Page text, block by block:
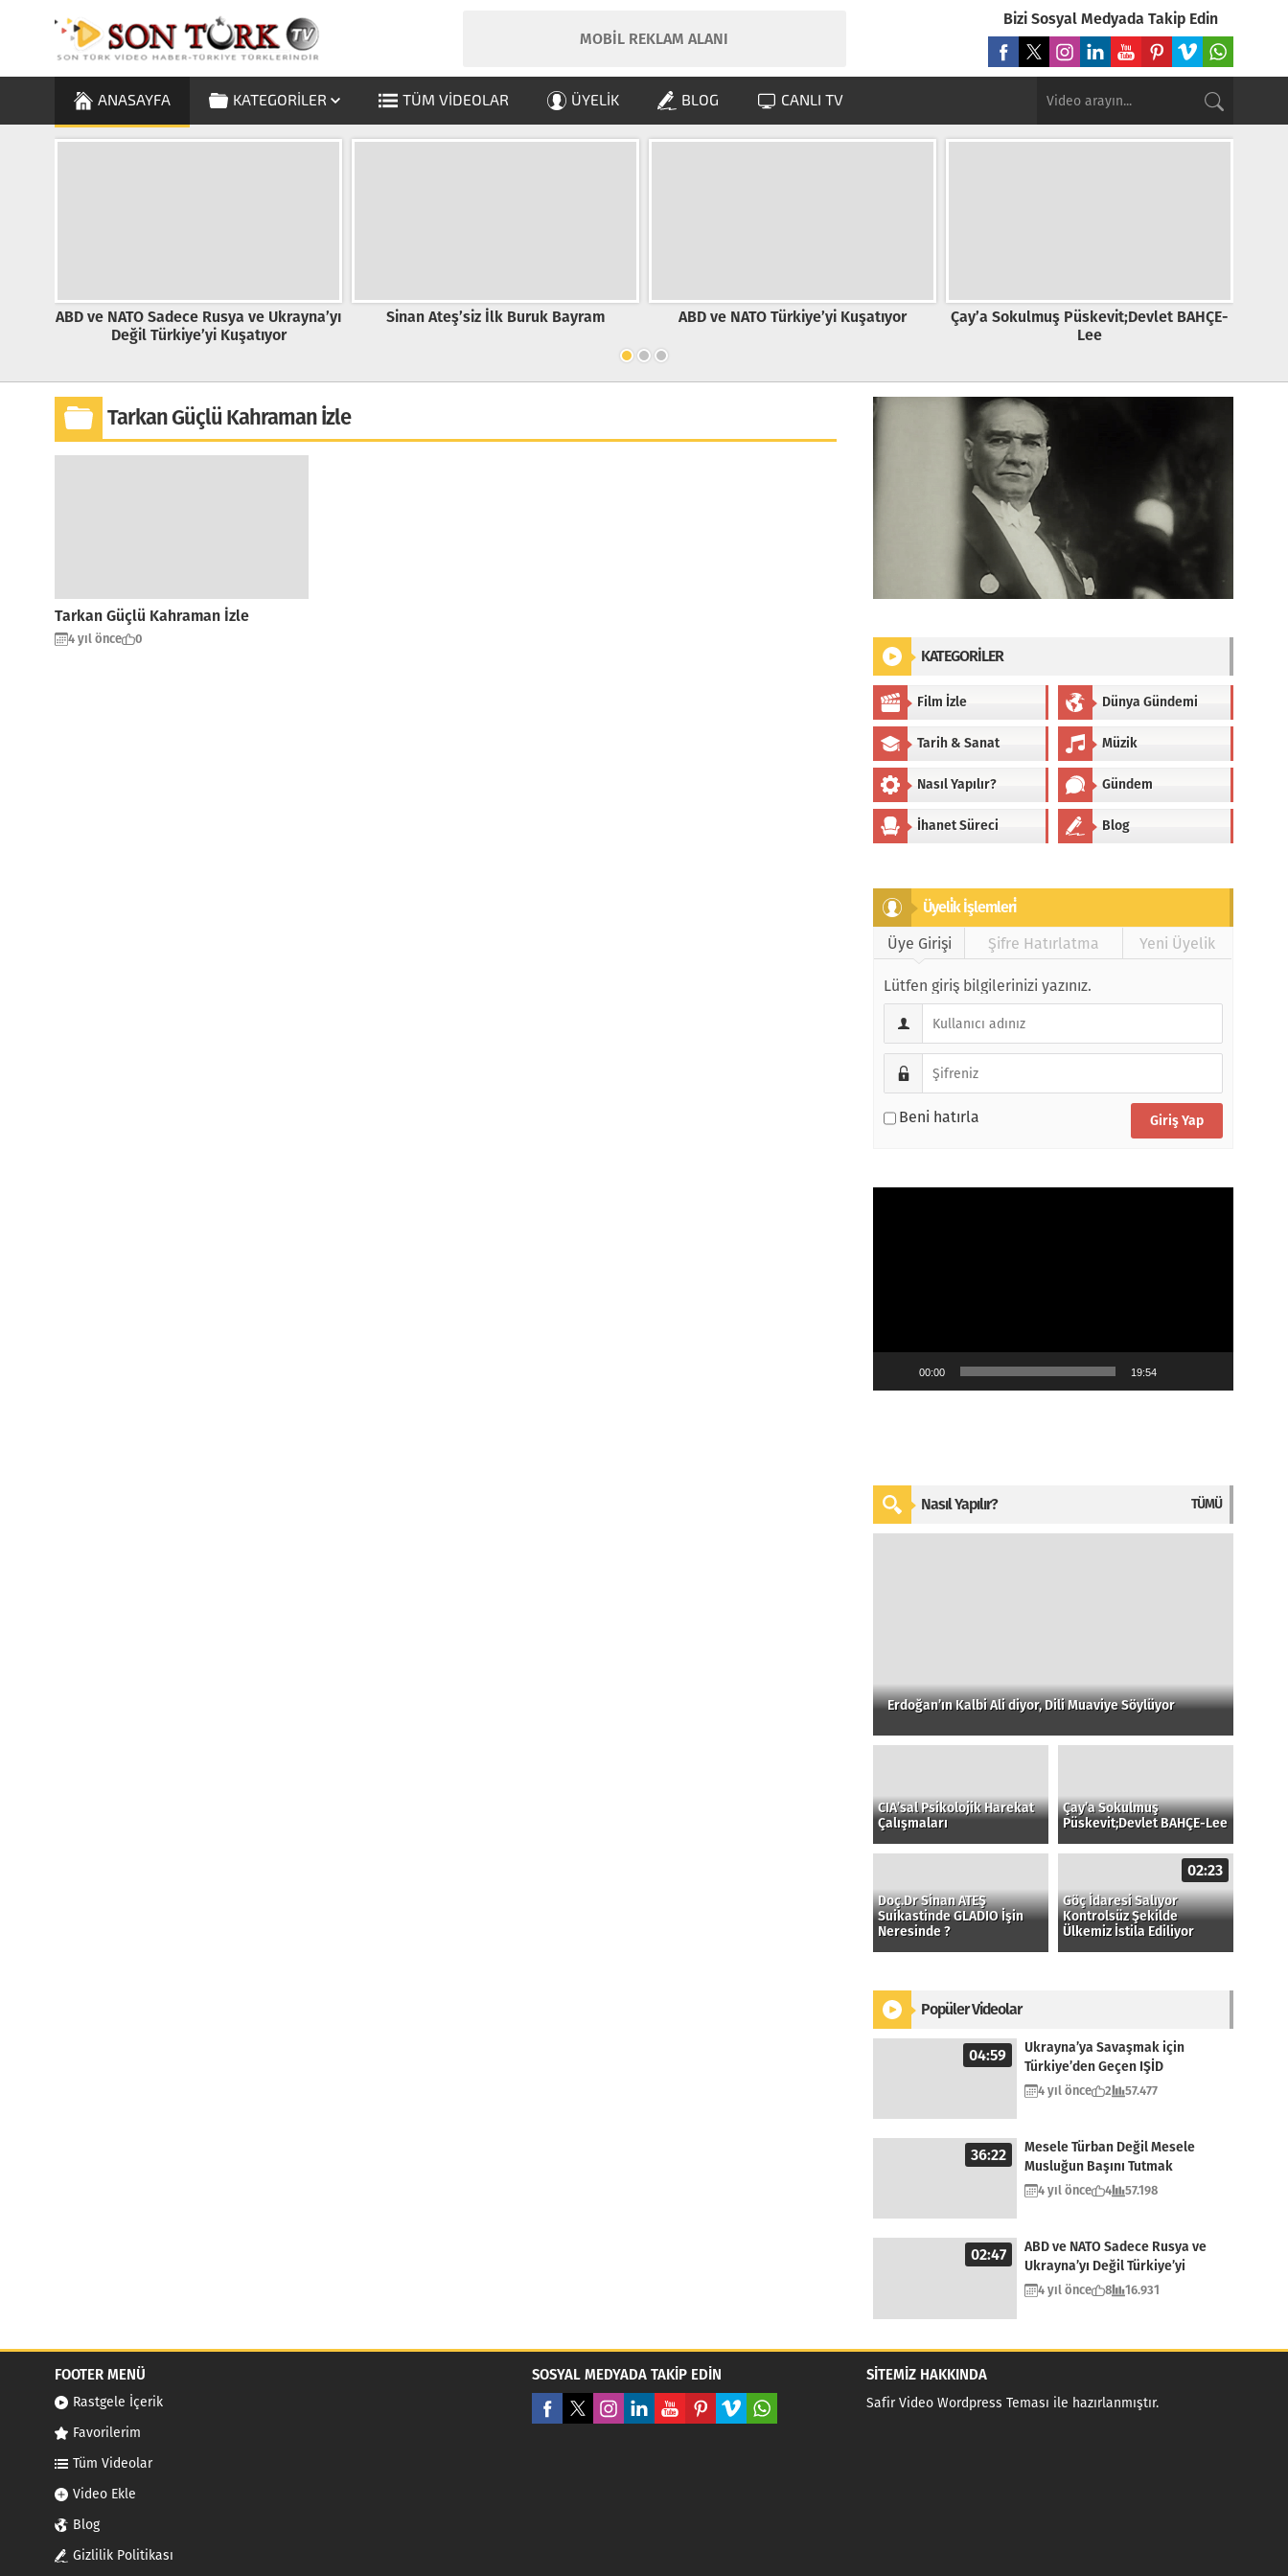
MOBİL REKLAM ALANI
Bizi Sosyal Medyada Takip Edin
ANASAYFA KATEGORILER TÜM VIDEOLAR ÜYELIK BLOG CANLI TV
Sadece Rusya ve Ukrayna’yı
Türkiye’yi Kuşatıyor
Sinan Ateş’siz İlk Buruk Bayram ABD ve NATO Türkiye’yi Kuşatıyor
Çay’a Sokulmuş Püskevit;Devlet BAHÇE-
Türkiye’de Seçim
Tarkan Güçlü Kahraman İzle
Tarkan Güçlü Kahraman İzle
4 yıl önce 0
KATEGORİLER
Film İzle Dünya Gündemi
Tarih & Sanat Müzik
Nasıl Yapılır? Gündem
İhanet Süreci Blog
Üyeli̇k İşlemleri̇
Üye Girişi
Şifre Hatırlatma Yeni Üyelik
Lütfen giriş bilgilerinizi yazınız.
Beni hatırla
00:00 19:54
Nasıl Yapılır? TÜMÜ
Erdoğan’ın Kalbi Ali diyor, Dili Muaviye Söylüyor
CIA’sal Psikolojik Harekat
Çalışmaları
Çay’a Sokulmuş
Püskevit;Devlet BAHÇE-Lee
Doç.Dr Sinan ATEŞ
Suikastinde GLADIO İşin
Neresinde ?
02:23
Göç İdaresi Salıyor
Kontrolsüz Şekilde
Ülkemiz İstila Ediliyor
Popüler Videolar
04:59
Ukrayna’ya Savaşmak için
Türkiye’den Geçen IŞİD
4 yıl önce 2 57.477
36:22
Mesele Türban Değil Mesele
Musluğun Başını Tutmak
4 yıl önce 4 57.198
02:47
ABD ve NATO Sadece Rusya ve
Ukrayna’yı Değil Türkiye’yi
Kuşatıyor
4 yıl önce 8 16.931
FOOTER MENÜ
Rastgele İçerik
Favorilerim
Tüm Videolar
Video Ekle
Blog
Gizlilik Politikası
SOSYAL MEDYADA TAKİP EDİN SİTEMİZ HAKKINDA
Safir Video Wordpress Teması ile hazırlanmıştır.